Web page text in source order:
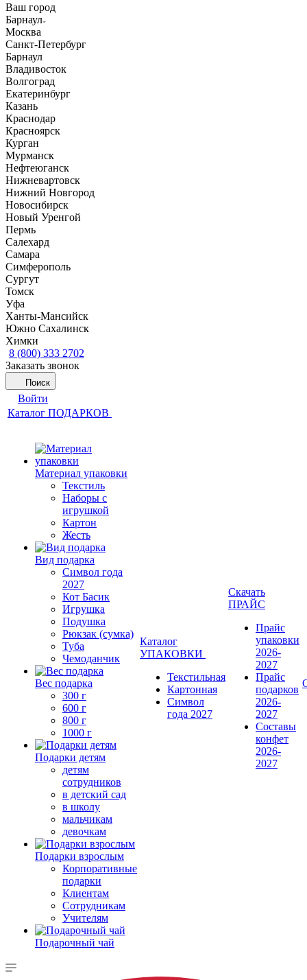
Ваш город
Барнаул
Москва
Санкт-Петербург
Барнаул
Владивосток
Волгоград
Екатеринбург
Казань
Краснодар
Красноярск
Курган
Мурманск
Нефтеюганск
Нижневартовск
Нижний Новгород
Новосибирск
Новый Уренгой
Пермь
Салехард
Самара
Симферополь
Сургут
Томск
Уфа
Ханты-Мансийск
Южно Сахалинск
Химки
8 (800) 333 2702
Заказать звонок
Поиск
Войти
Каталог ПОДАРКОВ
Материал упаковки
Текстиль
Наборы с
игрушкой
Картон
Жесть
Вид подарка
Символ года
2027
Кот Басик
Игрушка
Подушка
Рюкзак (сумка)
Туба
Чемоданчик
Вес подарка
300 г
600 г
800 г
1000 г
Подарки детям
детям
сотрудников
в детский сад
в школу
мальчикам
девочкам
Подарки взрослым
Корпоративные
подарки
Клиентам
Сотрудникам
Учителям
Подарочный чай
Каталог
УПАКОВКИ
Текстильная
Картонная
Символ
года 2027
Скачать
ПРАЙС
Прайс
упаковки
2026-
2027
Прайс
подарков
2026-
2027
Составы
конфет
2026-
2027